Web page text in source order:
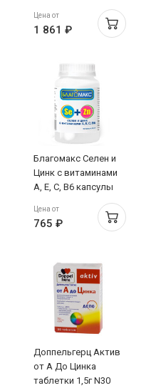
Цена от
1 861 ₽
Благомакс Селен и
Цинк с витаминами
A, E, C, B6 капсулы
Цена от
765 ₽
Доппельгерц Актив
от А До Цинка
таблетки 1,5г N30